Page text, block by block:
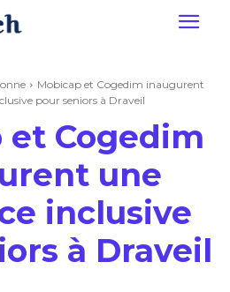
Mobicap et Cogedim inaugurent
pour seniors à Draveil
et Cogedim
une
inclusive
à Draveil